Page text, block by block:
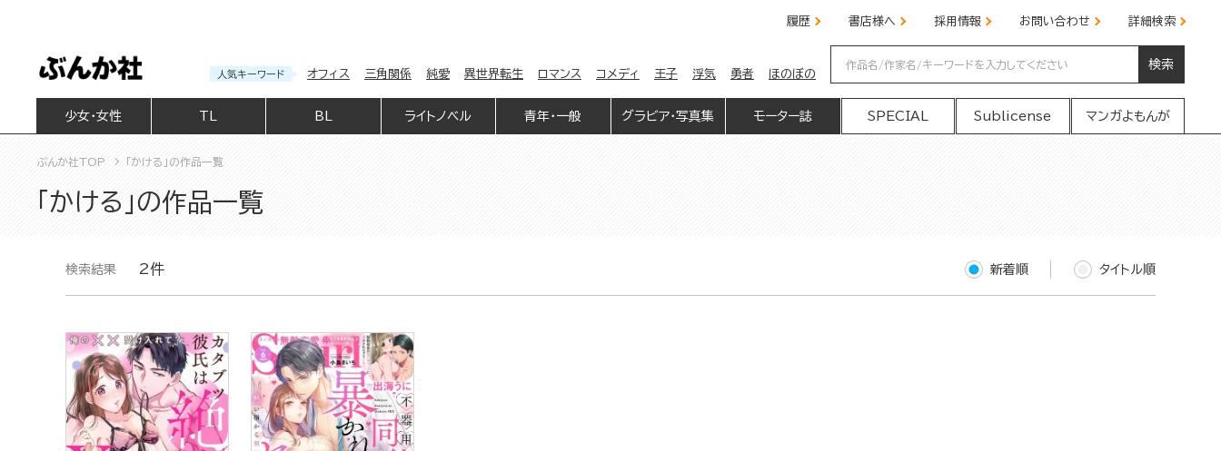
履歴 書店様へ 採用情報 お問い合わせ 詳細検索
人気キーワード オフィス 三角関係 純愛 異世界転生 ロマンス コメディ 王子 浮気 勇者 ほのぼの
検索
少女・女性 BL ライトノベル 青年・一般 グラビア・写真集 モーター誌 SPECIAL Sublicense マンガよもんが
ぶんか社TOP 「かける」の作品一覧
「かける」の作品一覧
検索結果 2件 新着順 タイトル順